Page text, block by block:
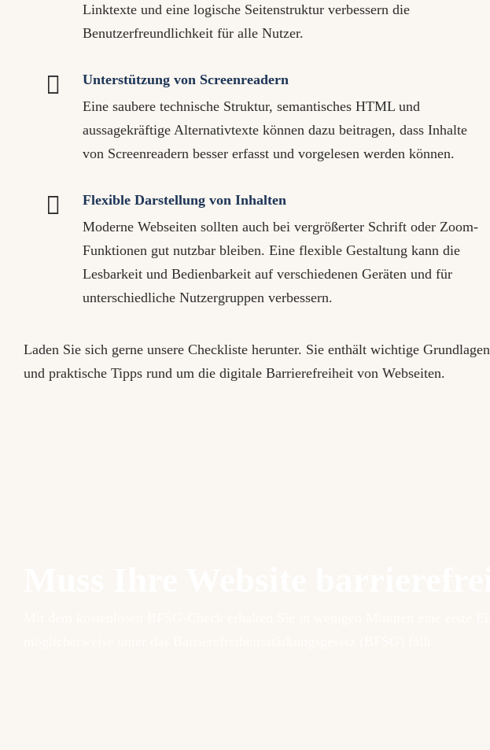
Linktexte und eine logische Seitenstruktur verbessern die
Benutzerfreundlichkeit für alle Nutzer.

Unterstützung von Screenreadern
Eine saubere technische Struktur, semantisches HTML und
aussagekräftige Alternativtexte können dazu beitragen, dass Inhalte
von Screenreadern besser erfasst und vorgelesen werden können.

Flexible Darstellung von Inhalten
Moderne Webseiten sollten auch bei vergrößerter Schrift oder Zoom-
Funktionen gut nutzbar bleiben. Eine flexible Gestaltung kann die
Lesbarkeit und Bedienbarkeit auf verschiedenen Geräten und für
unterschiedliche Nutzergruppen verbessern.
Laden Sie sich gerne unsere Checkliste herunter. Sie enthält wichtige Grundlagen
und praktische Tipps rund um die digitale Barrierefreiheit von Webseiten.